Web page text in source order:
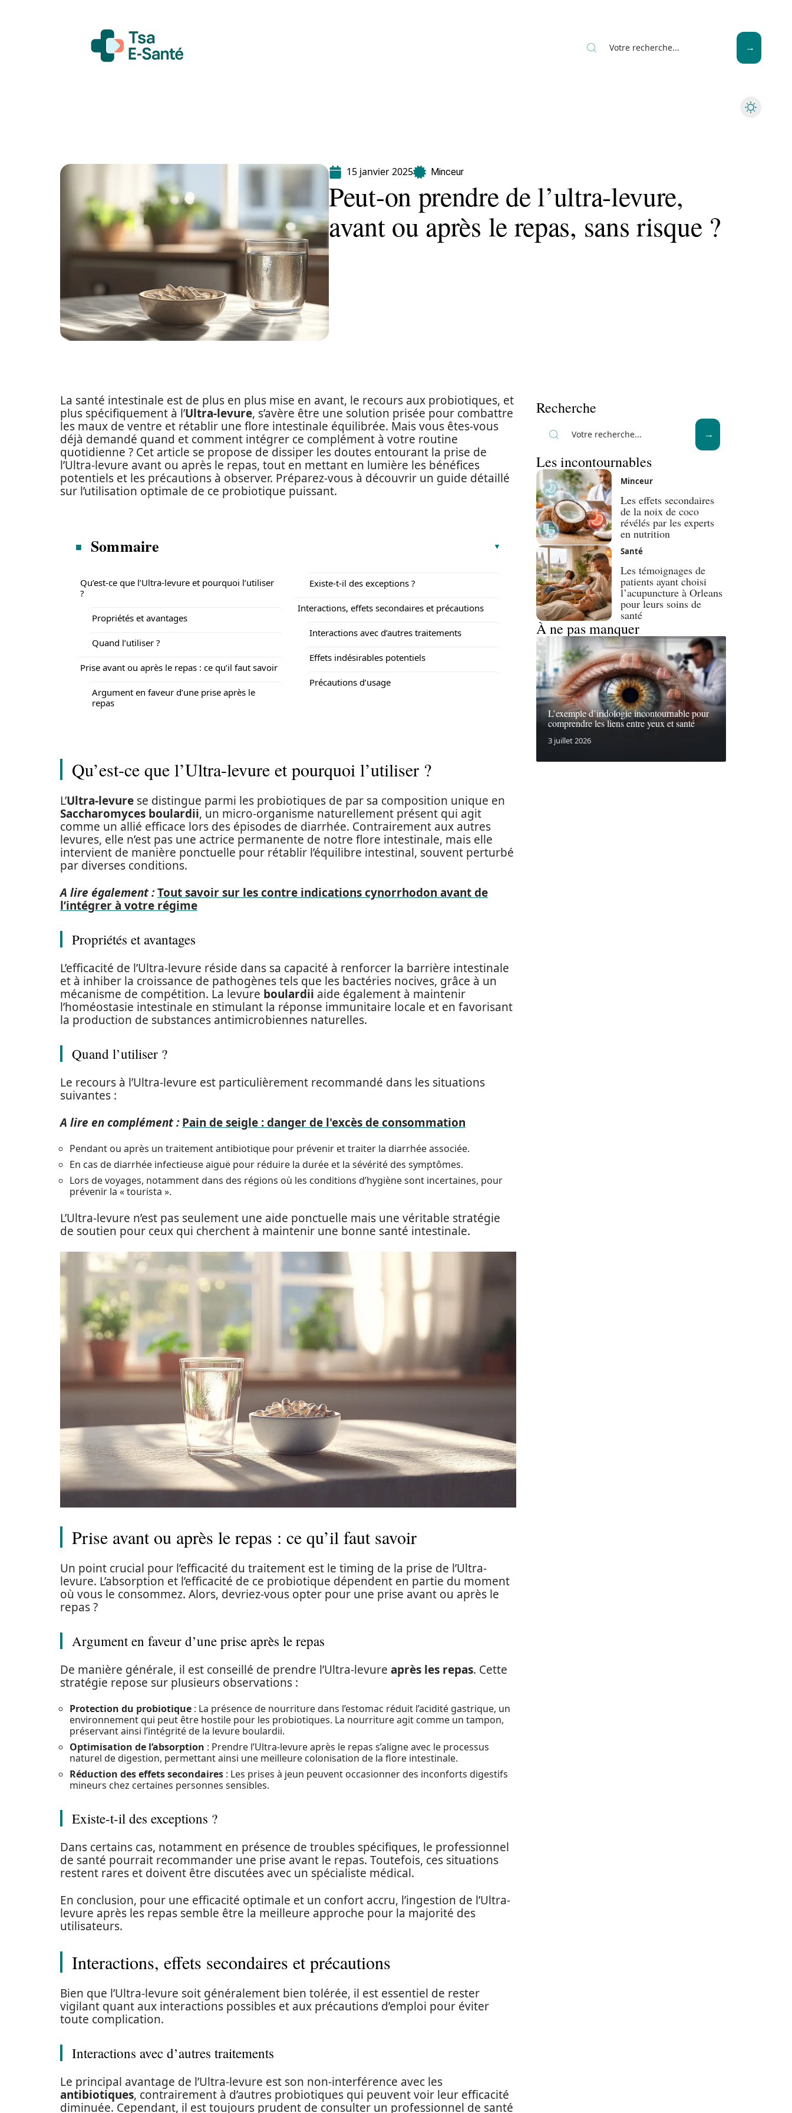
15 janvier 2025 Minceur
Peut-on prendre de l’ultra-levure,
avant ou après le repas, sans risque ?
La santé intestinale est de plus en plus mise en avant, le recours aux probiotiques, et
plus spécifiquement à l’Ultra-levure, s’avère être une solution prisée pour combattre
les maux de ventre et rétablir une flore intestinale équilibrée. Mais vous êtes-vous
déjà demandé quand et comment intégrer ce complément à votre routine
quotidienne ? Cet article se propose de dissiper les doutes entourant la prise de
l’Ultra-levure avant ou après le repas, tout en mettant en lumière les bénéfices
potentiels et les précautions à observer. Préparez-vous à découvrir un guide détaillé
sur l’utilisation optimale de ce probiotique puissant.
Sommaire
Qu’est-ce que l’Ultra-levure et pourquoi l’utiliser
?
Propriétés et avantages
Quand l’utiliser ?
Prise avant ou après le repas : ce qu’il faut savoir
Argument en faveur d’une prise après le
repas
Existe-t-il des exceptions ?
Interactions, effets secondaires et précautions
Interactions avec d’autres traitements
Effets indésirables potentiels
Précautions d’usage
Qu’est-ce que l’Ultra-levure et pourquoi l’utiliser ?
L’Ultra-levure se distingue parmi les probiotiques de par sa composition unique en
Saccharomyces boulardii, un micro-organisme naturellement présent qui agit
comme un allié efficace lors des épisodes de diarrhée. Contrairement aux autres
levures, elle n’est pas une actrice permanente de notre flore intestinale, mais elle
intervient de manière ponctuelle pour rétablir l’équilibre intestinal, souvent perturbé
par diverses conditions.
A lire également :Tout savoir sur les contre indications cynorrhodon avant de
l’intégrer à votre régime
Propriétés et avantages
L’efficacité de l’Ultra-levure réside dans sa capacité à renforcer la barrière intestinale
et à inhiber la croissance de pathogènes tels que les bactéries nocives, grâce à un
mécanisme de compétition. La levure boulardii aide également à maintenir
l’homéostasie intestinale en stimulant la réponse immunitaire locale et en favorisant
la production de substances antimicrobiennes naturelles.
Quand l’utiliser ?
Le recours à l’Ultra-levure est particulièrement recommandé dans les situations
suivantes :
A lire en complément : Pain de seigle : danger de l'excès de consommation
Pendant ou après un traitement antibiotique pour prévenir et traiter la diarrhée associée.
En cas de diarrhée infectieuse aiguë pour réduire la durée et la sévérité des symptômes.
Lors de voyages, notamment dans des régions où les conditions d’hygiène sont incertaines, pour
prévenir la « tourista ».
L’Ultra-levure n’est pas seulement une aide ponctuelle mais une véritable stratégie
de soutien pour ceux qui cherchent à maintenir une bonne santé intestinale.
Prise avant ou après le repas : ce qu’il faut savoir
Un point crucial pour l’efficacité du traitement est le timing de la prise de l’Ultra-
levure. L’absorption et l’efficacité de ce probiotique dépendent en partie du moment
où vous le consommez. Alors, devriez-vous opter pour une prise avant ou après le
repas ?
Argument en faveur d’une prise après le repas
De manière générale, il est conseillé de prendre l’Ultra-levure après les repas. Cette
stratégie repose sur plusieurs observations :
Protection du probiotique : La présence de nourriture dans l’estomac réduit l’acidité gastrique, un
environnement qui peut être hostile pour les probiotiques. La nourriture agit comme un tampon,
préservant ainsi l’intégrité de la levure boulardii.
Optimisation de l’absorption : Prendre l’Ultra-levure après le repas s’aligne avec le processus
naturel de digestion, permettant ainsi une meilleure colonisation de la flore intestinale.
Réduction des effets secondaires : Les prises à jeun peuvent occasionner des inconforts digestifs
mineurs chez certaines personnes sensibles.
Existe-t-il des exceptions ?
Dans certains cas, notamment en présence de troubles spécifiques, le professionnel
de santé pourrait recommander une prise avant le repas. Toutefois, ces situations
restent rares et doivent être discutées avec un spécialiste médical.
En conclusion, pour une efficacité optimale et un confort accru, l’ingestion de l’Ultra-
levure après les repas semble être la meilleure approche pour la majorité des
utilisateurs.
Interactions, effets secondaires et précautions
Bien que l’Ultra-levure soit généralement bien tolérée, il est essentiel de rester
vigilant quant aux interactions possibles et aux précautions d’emploi pour éviter
toute complication.
Interactions avec d’autres traitements
Le principal avantage de l’Ultra-levure est son non-interférence avec les
antibiotiques, contrairement à d’autres probiotiques qui peuvent voir leur efficacité
diminuée. Cependant, il est toujours prudent de consulter un professionnel de santé
Recherche
Les incontournables
Minceur
Les effets secondaires
de la noix de coco
révélés par les experts
en nutrition
Santé
Les témoignages de
patients ayant choisi
l’acupuncture à Orleans
pour leurs soins de
santé
À ne pas manquer
L’exemple d’iridologie incontournable pour
comprendre les liens entre yeux et santé
3 juillet 2026